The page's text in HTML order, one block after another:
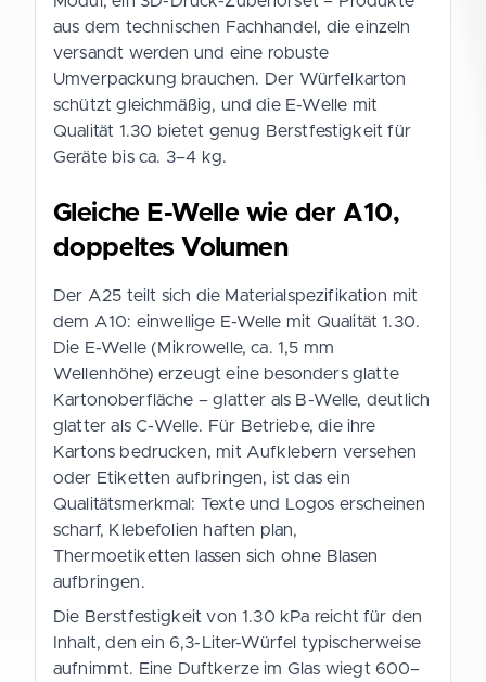
aus dem technischen Fachhandel, die einzeln
versandt werden und eine robuste
Umverpackung brauchen. Der Würfelkarton
schützt gleichmäßig, und die E-Welle mit
Qualität 1.30 bietet genug Berstfestigkeit für
Geräte bis ca. 3–4 kg.
Gleiche E-Welle wie der A10,
doppeltes Volumen
Der A25 teilt sich die Materialspezifikation mit
dem A10: einwellige E-Welle mit Qualität 1.30.
Die E-Welle (Mikrowelle, ca. 1,5 mm
Wellenhöhe) erzeugt eine besonders glatte
Kartonoberfläche – glatter als B-Welle, deutlich
glatter als C-Welle. Für Betriebe, die ihre
Kartons bedrucken, mit Aufklebern versehen
oder Etiketten aufbringen, ist das ein
Qualitätsmerkmal: Texte und Logos erscheinen
scharf, Klebefolien haften plan,
Thermoetiketten lassen sich ohne Blasen
aufbringen.
Die Berstfestigkeit von 1.30 kPa reicht für den
Inhalt, den ein 6,3-Liter-Würfel typischerweise
aufnimmt. Eine Duftkerze im Glas wiegt 600–